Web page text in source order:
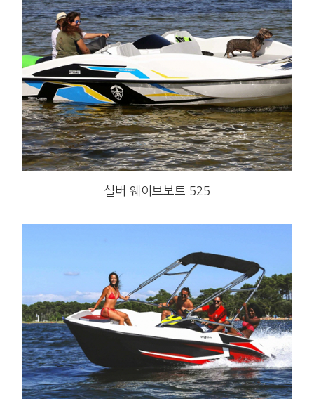
실버 웨이브보트 525